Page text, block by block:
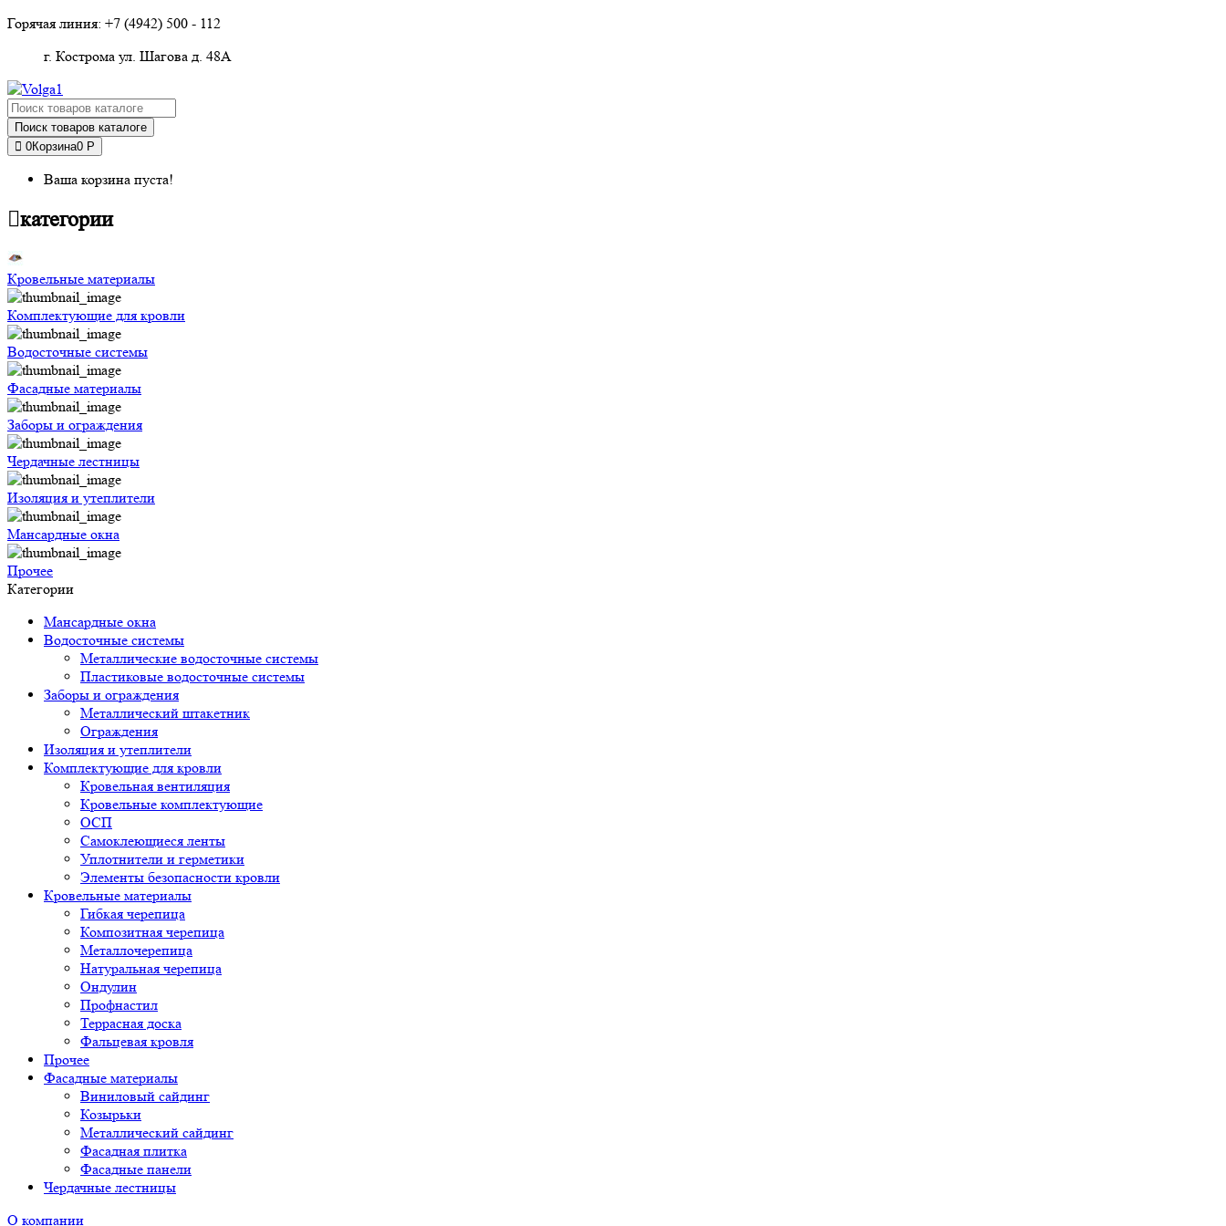
Горячая линия: +7 (4942) 500 - 112
г. Кострома ул. Шагова д. 48А
Поиск товаров каталоге
0Корзина0 Р
Ваша корзина пуста!
категории
Кровельные материалы
Комплектующие для кровли
Водосточные системы
Фасадные материалы
Заборы и ограждения
Чердачные лестницы
Изоляция и утеплители
Мансардные окна
Прочее
Категории
Мансардные окна
Водосточные системы
Металлические водосточные системы
Пластиковые водосточные системы
Заборы и ограждения
Металлический штакетник
Ограждения
Изоляция и утеплители
Комплектующие для кровли
Кровельная вентиляция
Кровельные комплектующие
ОСП
Самоклеющиеся ленты
Уплотнители и герметики
Элементы безопасности кровли
Кровельные материалы
Гибкая черепица
Композитная черепица
Металлочерепица
Натуральная черепица
Ондулин
Профнастил
Террасная доска
Фальцевая кровля
Прочее
Фасадные материалы
Виниловый сайдинг
Козырьки
Металлический сайдинг
Фасадная плитка
Фасадные панели
Чердачные лестницы
О компании